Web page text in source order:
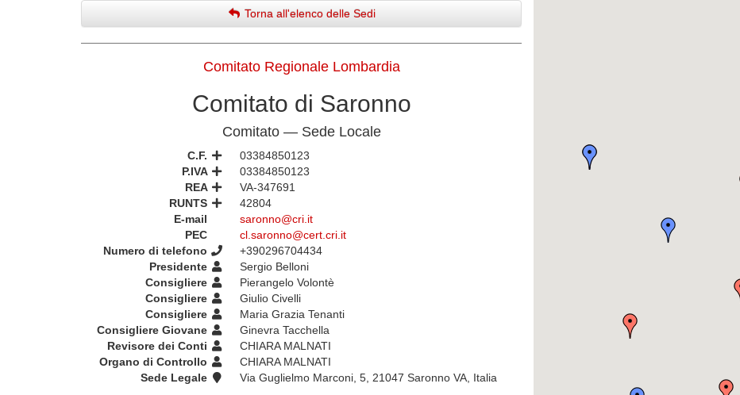
Torna all'elenco delle Sedi
Comitato Regionale Lombardia
Comitato di Saronno
Comitato — Sede Locale
C.F.
03384850123
P.IVA
03384850123
REA
VA-347691
RUNTS
42804
E-mail
saronno@cri.it
PEC
cl.saronno@cert.cri.it
Numero di telefono
+390296704434
Presidente
Sergio Belloni
Consigliere
Pierangelo Volontè
Consigliere
Giulio Civelli
Consigliere
Maria Grazia Tenanti
Consigliere Giovane
Ginevra Tacchella
Revisore dei Conti
CHIARA MALNATI
Organo di Controllo
CHIARA MALNATI
Sede Legale
Via Guglielmo Marconi, 5, 21047 Saronno VA, Italia